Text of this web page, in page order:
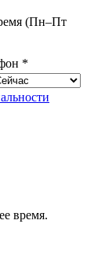
(Пн–Пт
*
время.